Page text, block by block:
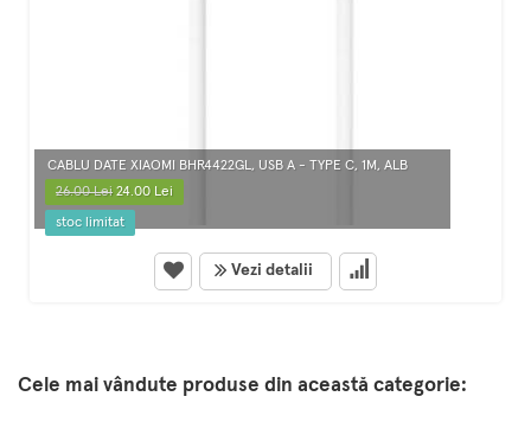
CABLU DATE XIAOMI BHR4422GL, USB A - TYPE C, 1M, ALB
26.00 Lei24.00 Lei
stoc limitat
Vezi detalii
Cele mai vândute produse din această categorie: